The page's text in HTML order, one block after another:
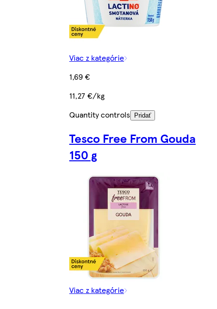
Viac z kategórie
1,69 €
11,27 €/kg
Quantity controls
Pridať
Tesco Free From Gouda
150 g
Viac z kategórie